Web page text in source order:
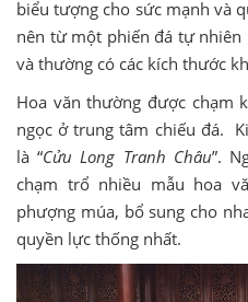
biểu tượng cho sức mạnh và
nên từ một phiến đá tự
và thường có các kích thước
Hoa văn thường được chạm
ngọc ở trung tâm chiếu đá.
là “Cửu Long Tranh Châu”.
chạm trổ nhiều mẫu hoa
phượng múa, bổ sung cho
quyền lực thống nhất.